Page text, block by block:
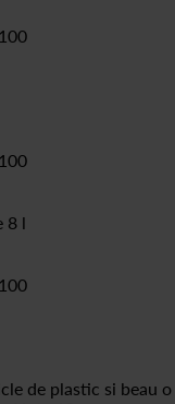
100
100
8 l
100
de plastic si beau o